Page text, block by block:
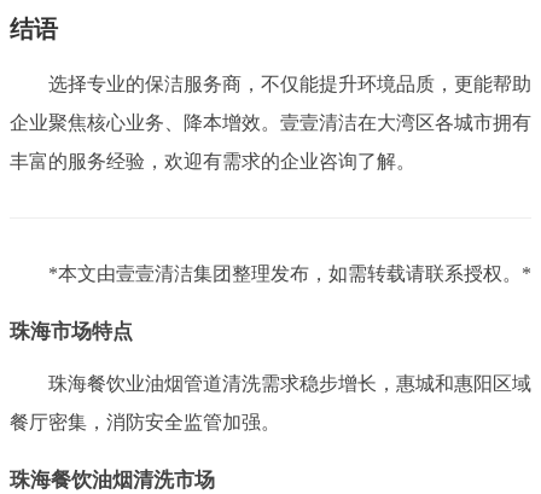
结语
选择专业的保洁服务商，不仅能提升环境品质，更能帮助
企业聚焦核心业务、降本增效。壹壹清洁在大湾区各城市拥有
丰富的服务经验，欢迎有需求的企业咨询了解。
*本文由壹壹清洁集团整理发布，如需转载请联系授权。*
珠海市场特点
珠海餐饮业油烟管道清洗需求稳步增长，惠城和惠阳区域
餐厅密集，消防安全监管加强。
珠海餐饮油烟清洗市场